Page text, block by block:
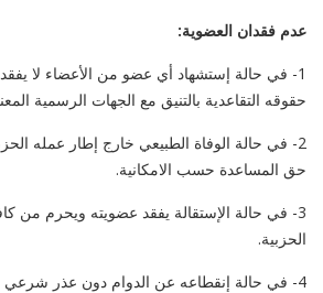
عدم فقدان العضوية:
1- في حالة إستشهاد أي عضو من الأعضاء لا
حقوقه التقاعدية بالتنيق مع الجهات الرسمية
2- في حالة الوفاة الطبيعي خارج إطار عمله
حق المساعدة حسب الامكانية.
3- في حالة الإستقالة يفقد عضويته ويحرم من
الحزبية.